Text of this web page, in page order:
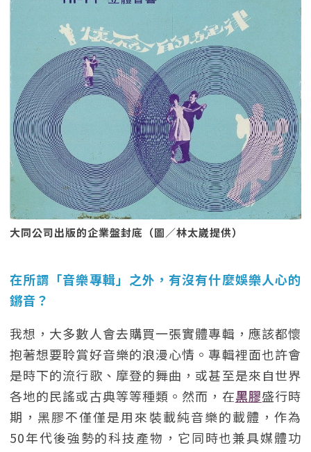
大同公司出版的企業盤封底（圖／林太崴提供）
在所謂「音樂專輯」之外，有沒有什麼娛樂人心的
鏘音？
我想，大多數人會去購買一張實體專輯，應該都懷
抱著想要聆賞好音樂的浪漫心情。專輯裡面也許會
是時下的流行歌、摩登的舞曲，或甚至是來自世界
各地的民謠或古典等等種類。然而，在黑膠盛行時
期，黑膠不僅僅是用來裝載純音樂的載體，作為
50年代後強勢的科技產物，它同時也兼具媒體功